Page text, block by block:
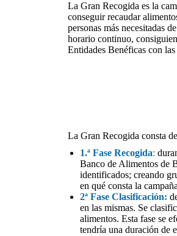
La Gran Recogida es la
conseguir recaudar
personas más necesitadas
horario continuo,
Entidades Benéficas con
La Gran Recogida consta
1.ª Fase Recogida:
Banco de Alimentos de
identificados; creando
en qué consta la
2ª Fase Clasificación:
en las mismas. Se
alimentos. Esta fase se
tendría una duración de